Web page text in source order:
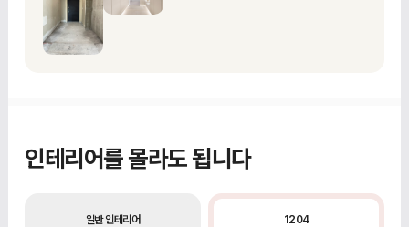
인테리어를 몰라도 됩니다
일반 인테리어 1204